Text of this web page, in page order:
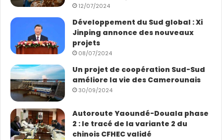
Gérard Njoya 12/07/2024
Développement du Sud global : Xi
Jinping annonce des nouveaux
projets
08/07/2024
Un projet de coopération Sud-Sud
améliore la vie des Camerounais
30/09/2024
Autoroute Yaoundé-Douala phase
2 : le tracé de la variante 2 du
chinois CFHEC validé